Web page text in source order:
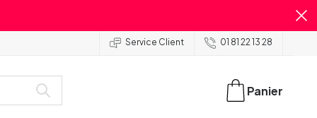
Service Client 01 81 22 13 28
Panier